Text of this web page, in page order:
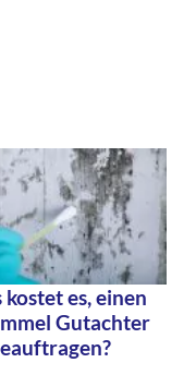
kostet es, einen
Gutachter